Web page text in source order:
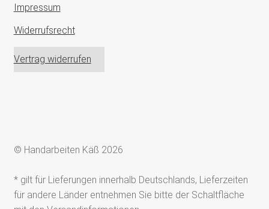
Impressum
Widerrufsrecht
Vertrag widerrufen
© Handarbeiten Käß 2026
* gilt für Lieferungen innerhalb Deutschlands, Lieferzeiten
für andere Länder entnehmen Sie bitte der Schaltfläche